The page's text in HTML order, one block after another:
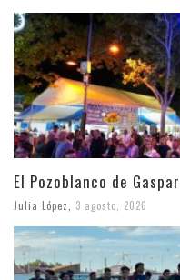
El Pozoblanco de
Julia López 3 agosto, 2026